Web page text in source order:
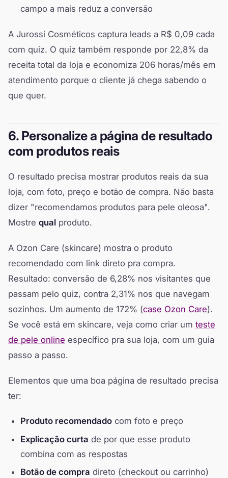
campo a mais reduz a conversão
A Jurossi Cosméticos captura leads a R$ 0,09 cada
com quiz. O quiz também responde por 22,8% da
receita total da loja e economiza 206 horas/mês em
atendimento porque o cliente já chega sabendo o
que quer.
6. Personalize a página de resultado
com produtos reais
O resultado precisa mostrar produtos reais da sua
loja, com foto, preço e botão de compra. Não basta
dizer "recomendamos produtos para pele oleosa".
Mostre qual produto.
A Ozon Care (skincare) mostra o produto
recomendado com link direto pra compra.
Resultado: conversão de 6,28% nos visitantes que
passam pelo quiz, contra 2,31% nos que navegam
sozinhos. Um aumento de 172% (case Ozon Care).
Se você está em skincare, veja como criar um teste
de pele online específico pra sua loja, com um guia
passo a passo.
Elementos que uma boa página de resultado precisa
ter:
Produto recomendado com foto e preço
Explicação curta de por que esse produto
combina com as respostas
Botão de compra direto (checkout ou carrinho)